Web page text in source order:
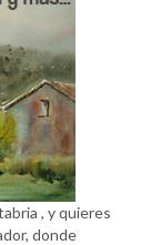
, y quieres
donde